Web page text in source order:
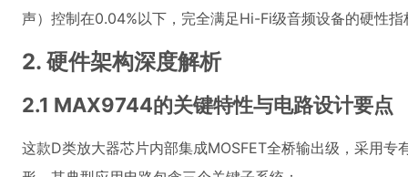
声）控制在0.04%以下，完全满足Hi-Fi级音频设备的硬性指
2. 硬件架构深度解析
2.1 MAX9744的关键特性与电路设计要点
这款D类放大器芯片内部集成MOSFET全桥输出级，采用专